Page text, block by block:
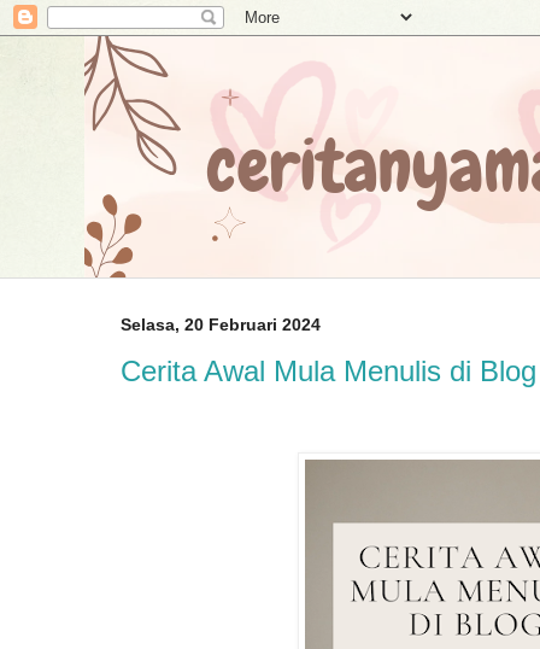
Selasa, 20 Februari 2024
Cerita Awal Mula Menulis di Blog